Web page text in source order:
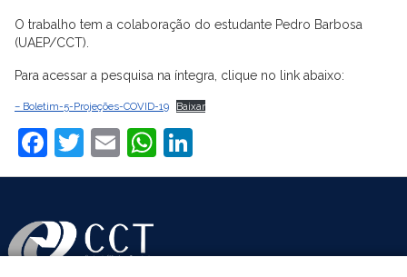
O trabalho tem a colaboração do estudante Pedro Barbosa
(UAEP/CCT).
Para acessar a pesquisa na íntegra, clique no link abaixo:
– Boletim-5-Projeções-COVID-19 Baixar
Facebook
Twitter
EmailWhatsApp